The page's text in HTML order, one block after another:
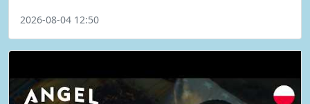
2026-08-04 12:50